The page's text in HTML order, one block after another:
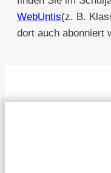
WebUntis(z. B.
dort auch abonniert